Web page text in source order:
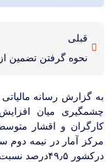
قبلی
نحوه گرفتن تضمین از
به گزارش رسانه
چشمگیری میان
کارگران و اقشار
مرکز آمار در نیمه دوم
درکشور ۴۹٫۵درصد نسبت